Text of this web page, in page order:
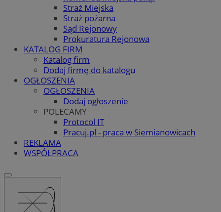
Straż Miejska
Straż pożarna
Sąd Rejonowy
Prokuratura Rejonowa
KATALOG FIRM
Katalog firm
Dodaj firmę do katalogu
OGŁOSZENIA
OGŁOSZENIA
Dodaj ogłoszenie
POLECAMY
Protocol IT
Pracuj.pl - praca w Siemianowicach
REKLAMA
WSPÓŁPRACA